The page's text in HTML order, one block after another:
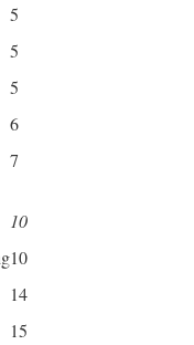
5
5
5
6
7
10
10
14
15